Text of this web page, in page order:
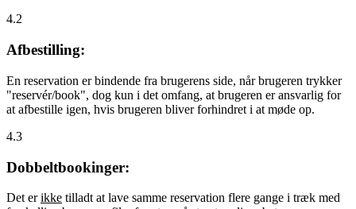
4.2
Afbestilling:
En reservation er bindende fra brugerens side, når brugeren trykker
"reservér/book", dog kun i det omfang, at brugeren er ansvarlig for
at afbestille igen, hvis brugeren bliver forhindret i at møde op.
4.3
Dobbeltbookinger:
Det erikke tilladt at lave samme reservation flere gange i træk med